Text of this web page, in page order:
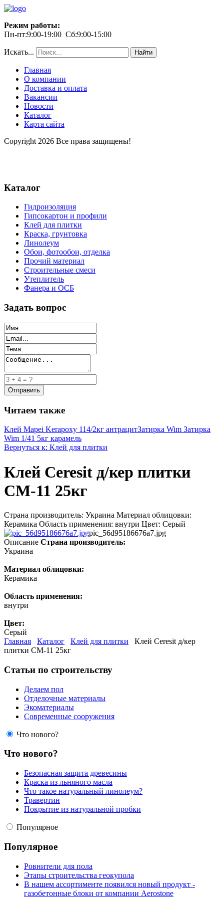
Режим работы:
Пн-пт:9:00-19:00 Сб:9:00-15:00
Искать... Найти
Главная
О компании
Доставка и оплата
Вакансии
Новости
Каталог
Карта сайта
Copyright 2026 Все права защищены!
Каталог
Гидроизоляция
Гипсокартон и профили
Клей для плитки
Краска, грунтовка
Линолеум
Обои, фотообои, отделка
Прочий материал
Строительные смеси
Утеплитель
Фанера и ОСБ
Задать вопрос
Читаем также
Клей Mapei Kerapoxy 114/2кг антрацитЗатирка Wim Затирка
Wim 1/41 5кг карамель
Вернуться к: Клей для плитки
Клей Ceresit д/кер плитки
СМ-11 25кг
Страна производитель: Украина Материал облицовки:
Керамика Область применения: внутри Цвет: Серый
pic_56d95186676a7.jpg
Описание Страна производитель:
Украина
Материал облицовки:
Керамика
Область применения:
внутри
Цвет:
Серый
Главная
Каталог Клей для плитки
Клей Ceresit д/кер
плитки СМ-11 25кг
Статьи по строительству
Делаем пол
Отделочные материалы
Экоматериалы
Современные сооружения
Что нового?
Что нового?
Безопасная защита древесины
Краска из льняного масла
Что такое натуральный линолеум?
Травертин
Покрытие из натуральной пробки
Популярное
Популярное
Ровнители для пола
Этапы строительства геокупола
В нашем ассортименте появился новый продукт -
газобетонные блоки от компании Aerostone